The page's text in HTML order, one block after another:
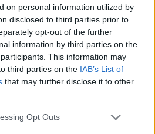
on personal information utilized by
disclosed to third parties prior to
opt-out of the further
information by third parties on the
This information may
third parties on the IAB’s List of
that may further disclose it to other
Opt Outs